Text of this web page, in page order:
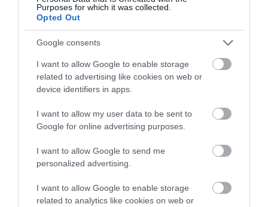
Purposes for which it was collected.
Opted Out
Google consents
I want to allow Google to enable storage
related to advertising like cookies on web or
device identifiers in apps.
I want to allow my user data to be sent to
Google for online advertising purposes.
I want to allow Google to send me
personalized advertising.
I want to allow Google to enable storage
related to analytics like cookies on web or
Η τεχνολογία Ray Tracing στις
οφθαλμολογικές επεμβάσεις
μυωπία
Μη κατηγοριοποιημένο,Νέα